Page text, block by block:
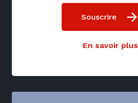
Souscrire
En savoir plus